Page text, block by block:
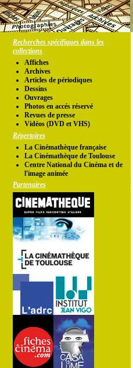
Recherches spécifiques dans les
collections
Affiches
Archives
Articles de périodiques
Dessins
Ouvrages
Photos en accés réservé
Revues de presse
Vidéos (DVD et VHS)
Répertoires
La Cinémathèque française
La Cinémathèque de Toulouse
Centre National du Cinéma et de
l'image animée
Partenaires